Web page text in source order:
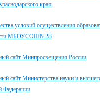
края
условий осуществления
МБОУСОШ№28
сайт Минпросвещения России
сайт Министерства науки и
Федерации